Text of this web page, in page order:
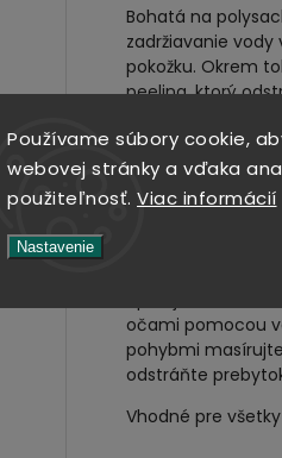
Používame súbory cookie,
webovej stránky a vďaka
použiteľnosť. Viac informácií
Nastavenie
Bohatá na
zadržiavanie
pokožku. Okrem
peeling, ktorý
Maslo zo semien
Chráni prirodzenú
zabraňuje
očami pomocou
pohybmi
odstráňte
Vhodné pre